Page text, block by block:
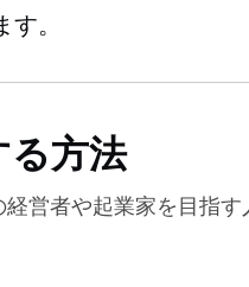
。
る方法
経営者や起業家を目指す